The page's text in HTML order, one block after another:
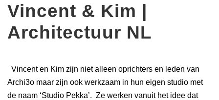
Vincent & Kim |
Architectuur NL
Vincent en Kim zijn niet alleen oprichters en leden van
Archi3o maar zijn ook werkzaam in hun eigen studio met
de naam ‘Studio Pekka’. Ze werken vanuit het idee dat